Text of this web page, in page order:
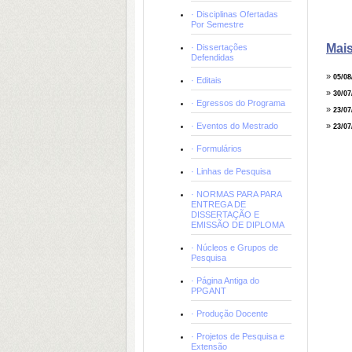
· Disciplinas Ofertadas
Por Semestre
· Dissertações
Defendidas
· Editais
· Egressos do Programa
· Eventos do Mestrado
· Formulários
· Linhas de Pesquisa
· NORMAS PARA PARA
ENTREGA DE
DISSERTAÇÃO E
EMISSÃO DE DIPLOMA
· Núcleos e Grupos de
Pesquisa
· Página Antiga do
PPGANT
· Produção Docente
· Projetos de Pesquisa e
Extensão
Esta
após
» 05/
» 30/
» 23/
» 23/